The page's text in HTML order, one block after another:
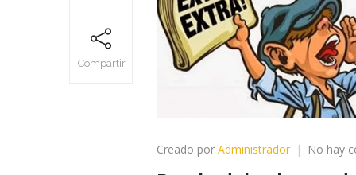
Compartir
Creado por Administrador No hay